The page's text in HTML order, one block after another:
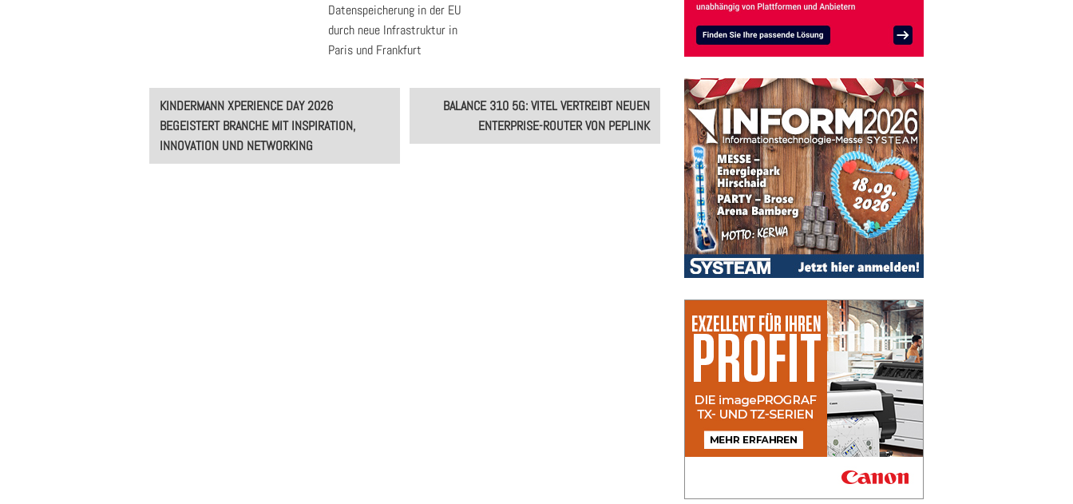
Datenspeicherung in der EU
durch neue Infrastruktur in
Paris und Frankfurt
Post
navigation
KINDERMANN XPERIENCE DAY 2026
BEGEISTERT BRANCHE MIT INSPIRATION,
INNOVATION UND NETWORKING
BALANCE 310 5G: VITEL VERTREIBT NEUEN
ENTERPRISE-ROUTER VON PEPLINK